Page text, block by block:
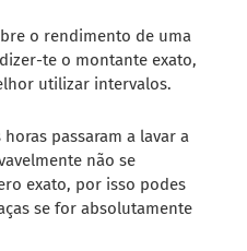
o rendimento de uma
te o montante exato,
utilizar intervalos.
passaram a lavar a
não se
exato, por isso podes
se for absolutamente